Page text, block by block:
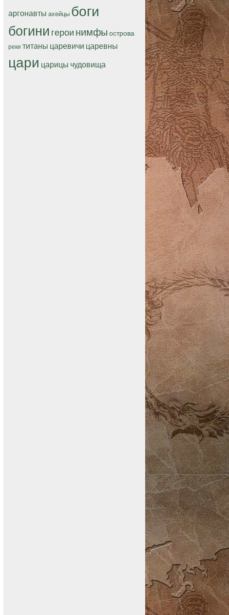
аргонавты ахейцы боги
богинигероинимфы острова
реки титаны царевичи царевны
цари царицы чудовища